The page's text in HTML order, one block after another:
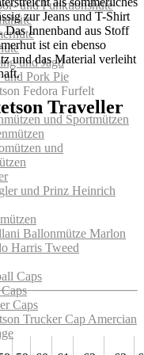
und Funktionshüte
und Jagd
Pork Pie
und Sportmützen
und
und Prinz Heinrich
Caps
Caps
zur Jeans und T-Shirt
Das Innenband aus Stoff
ist ein ebenso
und das Material verleiht
Traveller